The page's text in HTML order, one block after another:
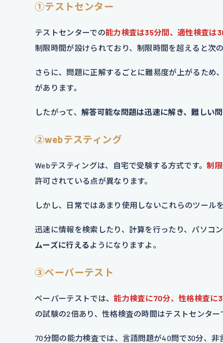
①テストセンター
テストセンターでの能力検査は35分間、適性検査は
制限時間が設けられており、制限時間を超えると次
さらに、問題に正解するごとに難易度が上がるため
があります。
したがって、 解答可能な問題は迅速に解き、難しい
②webテスティング
Webテスティングは、自宅で受験する方式です。制
許可されている点が異なります。
しかし、日常ではあまり使用しないこれらのツール
迅速に情報を検索したり、計算を行ったり、パソコ
ムーズに行える ようになりますよ。
③ペーパーテスト
ペーパーテストでは、能力検査に70分、性格検査に
の試験の2倍あり、性格検査の時間はテストセンター
70分間の能力検査では、言語問題が40問で30分、